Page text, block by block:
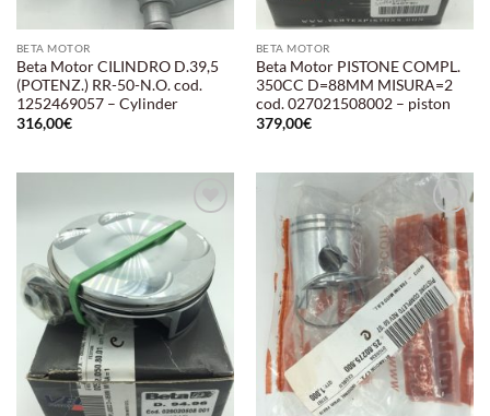
BETA MOTOR
Beta Motor CILINDRO D.39,5
(POTENZ.) RR-50-N.O. cod.
1252469057 – Cylinder
316,00€
BETA MOTOR
Beta Motor PISTONE COMPL.
350CC D=88MM MISURA=2
cod. 027021508002 – piston
379,00€
Aggiungi
alla lista
dei
desideri
Aggiungi
alla lista
dei
desideri